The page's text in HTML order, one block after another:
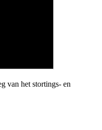
van het stortings- en